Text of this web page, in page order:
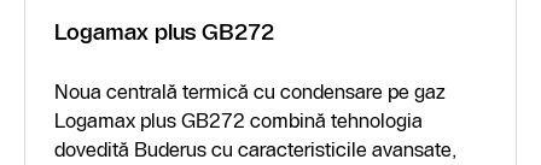
Logamax plus GB272
Noua centrală termică cu condensare pe gaz
Logamax plus GB272 combină tehnologia
dovedită Buderus cu caracteristicile avansate,